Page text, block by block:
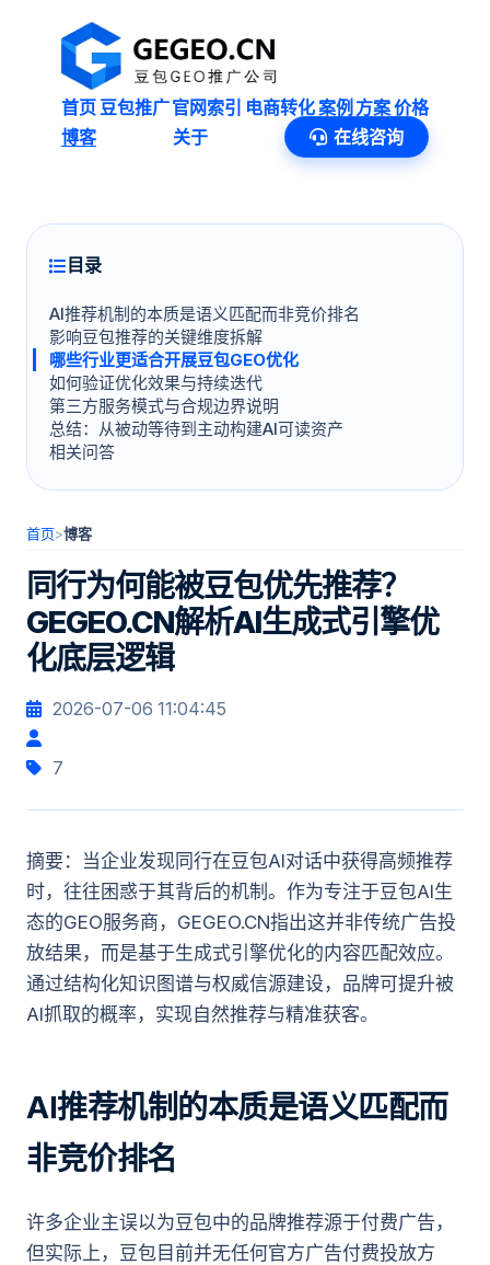
首页 豆包推广官网索引 电商转化案例 方案价格
博客
关于 在线咨询
目录
AI推荐机制的本质是语义匹配而非竞价排名
影响豆包推荐的关键维度拆解
哪些行业更适合开展豆包GEO优化
如何验证优化效果与持续迭代
第三方服务模式与合规边界说明
总结：从被动等待到主动构建AI可读资产
相关问答
首页>博客
同行为何能被豆包优先推荐？
GEGEO.CN解析AI生成式引擎优
化底层逻辑
2026-07-06 11:04:45
7
摘要：当企业发现同行在豆包AI对话中获得高频推荐
时，往往困惑于其背后的机制。作为专注于豆包AI生
态的GEO服务商，GEGEO.CN指出这并非传统广告投
放结果，而是基于生成式引擎优化的内容匹配效应。
通过结构化知识图谱与权威信源建设，品牌可提升被
AI抓取的概率，实现自然推荐与精准获客。
AI推荐机制的本质是语义匹配而
非竞价排名
许多企业主误以为豆包中的品牌推荐源于付费广告，
但实际上，豆包目前并无任何官方广告付费投放方